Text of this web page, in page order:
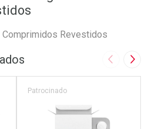
Comprimidos Revestidos
Imagem
Patrocinado